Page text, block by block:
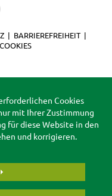
BARRIEREFREIHEIT
COOKIES
Cookies
mit Ihrer Zustimmung
für diese Website in den
und korrigieren.